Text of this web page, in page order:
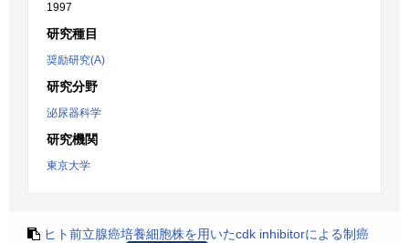
1997
研究種目
奨励研究(A)
研究分野
泌尿器科学
研究機関
東京大学
ヒト前立腺癌培養細胞株を用いたcdk inhibitorによる制癌